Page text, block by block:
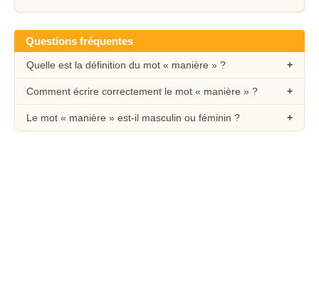
Questions fréquentes
Quelle est la définition du mot « manière » ?
Comment écrire correctement le mot « manière » ?
Le mot « manière » est-il masculin ou féminin ?